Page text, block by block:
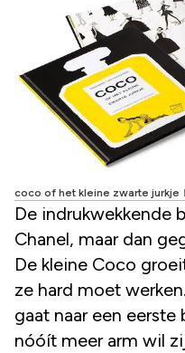
coco of het kleine zwarte jurkje
De indrukwekkende
Chanel, maar dan
De kleine Coco
ze hard moet
gaat naar een eerste
nóóít meer arm wil